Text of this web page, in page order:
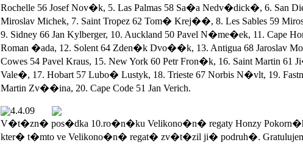
Rochelle 56 Josef Nov�k, 5. Las Palmas 58 Sa�a Nedv�dick�, 6. San
Miroslav Michek, 7. Saint Tropez 62 Tom� Krej��, 8. Les Sables 59
9. Sidney 66 Jan Kylberger, 10. Auckland 50 Pavel N�me�ek, 11. Cape
Roman �ada, 12. Solent 64 Zden�k Dvo��k, 13. Antigua 68 Jaroslav
Cowes 54 Pavel Kraus, 15. New York 60 Petr Fron�k, 16. Saint Martin 61
Vale�, 17. Hobart 57 Lubo� Lustyk, 18. Trieste 67 Norbis N�vlt, 19.
Martin Zv��ina, 20. Cape Code 51 Jan Verich.
4.4.09
V�t�zn� pos�dka 10.ro�n�ku Velikono�n� regaty Honzy
kter� t�mto ve Velikono�n� regat� zv�t�zil ji� podruh�.